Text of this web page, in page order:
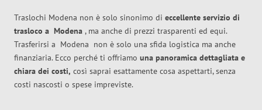
Traslochi Modena non è solo sinonimo di eccellente servizio di
trasloco a Modena , ma anche di prezzi trasparenti ed equi.
Trasferirsi a Modena non è solo una sfida logistica ma anche
finanziaria. Ecco perché ti offriamo una panoramica dettagliata e
chiara dei costi, così saprai esattamente cosa aspettarti, senza
costi nascosti o spese impreviste.